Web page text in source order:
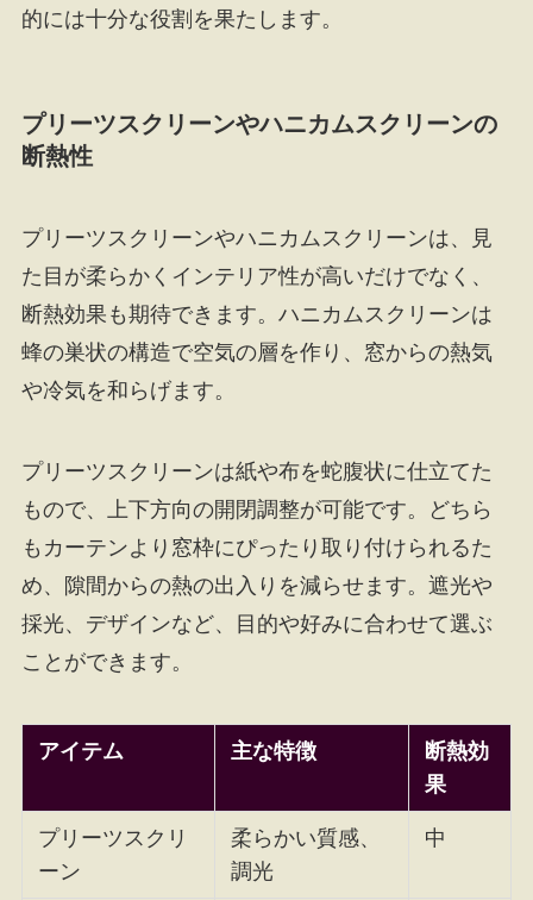
的には十分な役割を果たします。
プリーツスクリーンやハニカムスクリーンの
断熱性
プリーツスクリーンやハニカムスクリーンは、見
た目が柔らかくインテリア性が高いだけでなく、
断熱効果も期待できます。ハニカムスクリーンは
蜂の巣状の構造で空気の層を作り、窓からの熱気
や冷気を和らげます。
プリーツスクリーンは紙や布を蛇腹状に仕立てた
もので、上下方向の開閉調整が可能です。どちら
もカーテンより窓枠にぴったり取り付けられるた
め、隙間からの熱の出入りを減らせます。遮光や
採光、デザインなど、目的や好みに合わせて選ぶ
ことができます。
アイテム 主な特徴
断熱効
果
プリーツスクリ
ーン
柔らかい質感、
調光
中